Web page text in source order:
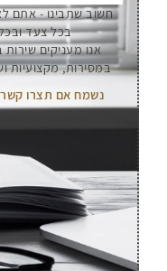
חשוב שתבינו - אתם
בכל צעד
אנו מעניקים שירות
במסירות, מקצועיות
נשמח אם תצרו קשר